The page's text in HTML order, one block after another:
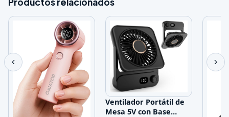
Ventilador Portátil de
Mesa 5V con Base